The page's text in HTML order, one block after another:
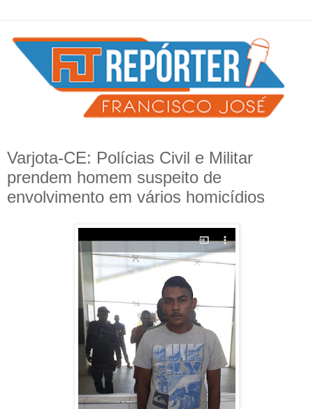
Varjota-CE: Polícias Civil e Militar
prendem homem suspeito de
envolvimento em vários homicídios